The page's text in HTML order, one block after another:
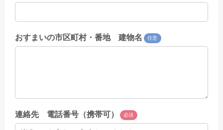
おすまいの市区町村・番地 建物名 任意
連絡先 電話番号（携帯可） 必須